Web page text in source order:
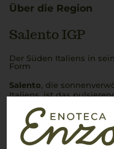
Über die Region
Salento IGP
Der Süden Italiens in
Form
Salento, die
Italiens, ist das
italienischen Stiefels“
Adria im Osten und
LandschaftSalentos ist
Hügeln und einer